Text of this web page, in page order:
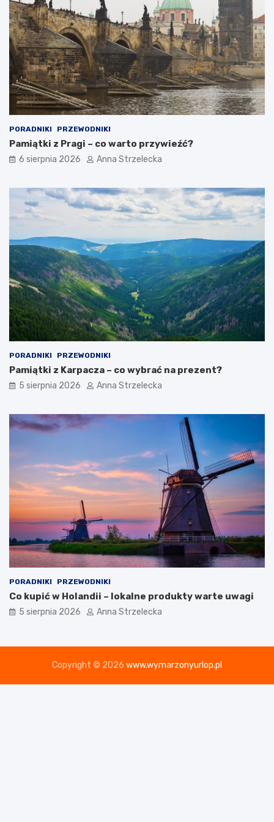
c
h
d
e
s
t
y
n
a
i
y
ć
?
PORADNIKI PRZEWODNIKI
Pamiątki z Pragi – co warto przywieźć?
6 sierpnia 2026 Anna Strzelecka
PORADNIKI PRZEWODNIKI
Pamiątki z Karpacza – co wybrać na prezent?
5 sierpnia 2026 Anna Strzelecka
PORADNIKI PRZEWODNIKI
Co kupić w Holandii – lokalne produkty warte uwagi
5 sierpnia 2026 Anna Strzelecka
Copyright © 2026 www.wymarzonyurlop.pl